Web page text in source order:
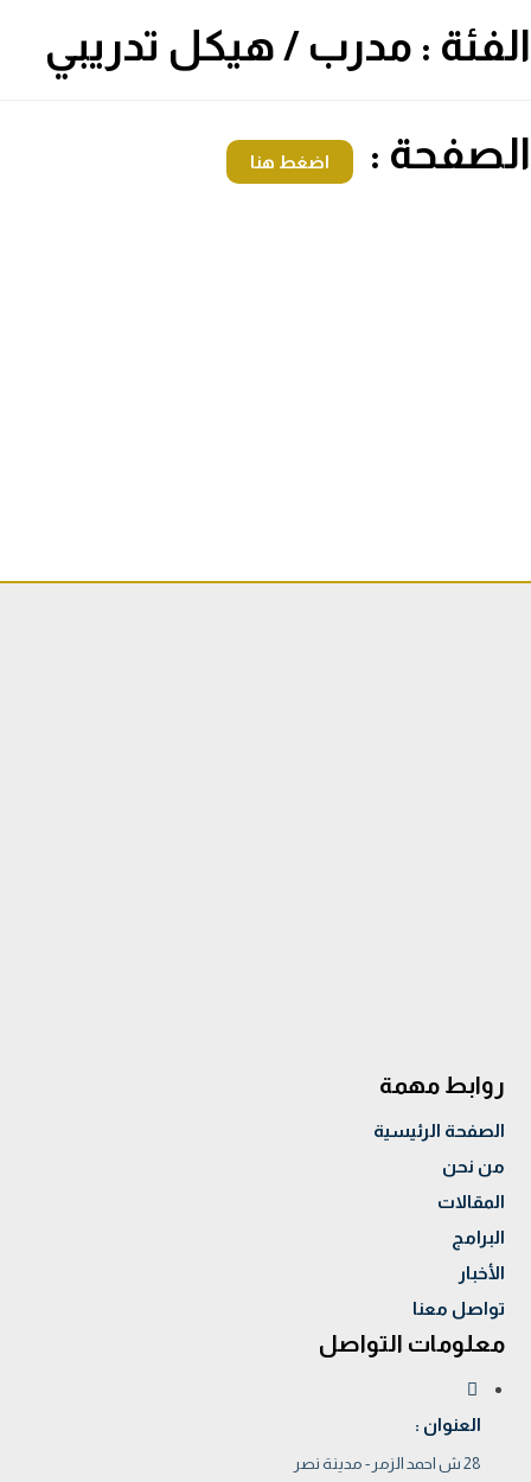
الفئة : مدرب / هيكل تدريبي
الصفحة : اضغط هنا
روابط مهمة
الصفحة الرئيسية
من نحن
المقالات
البرامج
الأخبار
تواصل معنا
معلومات التواصل
العنوان :
28 ش احمد الزمر - مدينة نصر